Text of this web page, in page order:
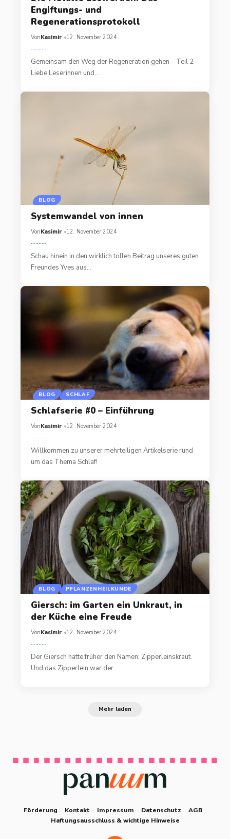
Engiftungs- und
Regenerationsprotokoll
VonKasimir 12. November 2024
Gemeinsam den Weg der Regeneration gehen – Teil 2
Liebe Leserinnen und…
BLOG
Systemwandel von innen
VonKasimir 12. November 2024
Schau hinein in den wirklich tollen Beitrag unseres guten
Freundes Yves aus…
BLOG SCHLAF
Schlafserie #0 – Einführung
VonKasimir 12. November 2024
Willkommen zu unserer mehrteiligen Artikelserie rund
um das Thema Schlaf!
BLOG PFLANZENHEILKUNDE
Giersch: im Garten ein Unkraut, in
der Küche eine Freude
VonKasimir 12. November 2024
Der Giersch hatte früher den Namen: Zipperleinskraut.
Und das Zipperlein war der…
Mehr laden
Förderung Kontakt Impressum Datenschutz
AGB
Haftungsausschluss & wichtige Hinweise